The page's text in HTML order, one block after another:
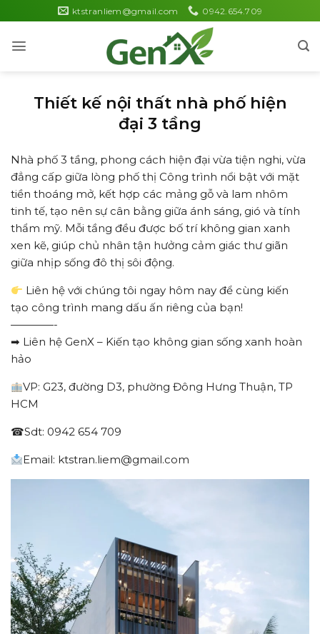
to
content
ktstranliem@gmail.com 0942.654.709
Thiết kế nội thất nhà phố hiện
đại 3 tầng
Nhà phố 3 tầng, phong cách hiện đại vừa tiện nghi, vừa
đẳng cấp giữa lòng phố thị Công trình nổi bật với mặt
tiền thoáng mở, kết hợp các mảng gỗ và lam nhôm
tinh tế, tạo nên sự cân bằng giữa ánh sáng, gió và tính
thẩm mỹ. Mỗi tầng đều được bố trí không gian xanh
xen kẽ, giúp chủ nhân tận hưởng cảm giác thư giãn
giữa nhịp sống đô thị sôi động.
Liên hệ với chúng tôi ngay hôm nay để cùng kiến
tạo công trình mang dấu ấn riêng của bạn!
————-
➡ Liên hệ GenX – Kiến tạo không gian sống xanh hoàn
hảo
VP: G23, đường D3, phường Đông Hưng Thuận, TP
HCM
☎Sdt: 0942 654 709
Email: ktstran.liem@gmail.com